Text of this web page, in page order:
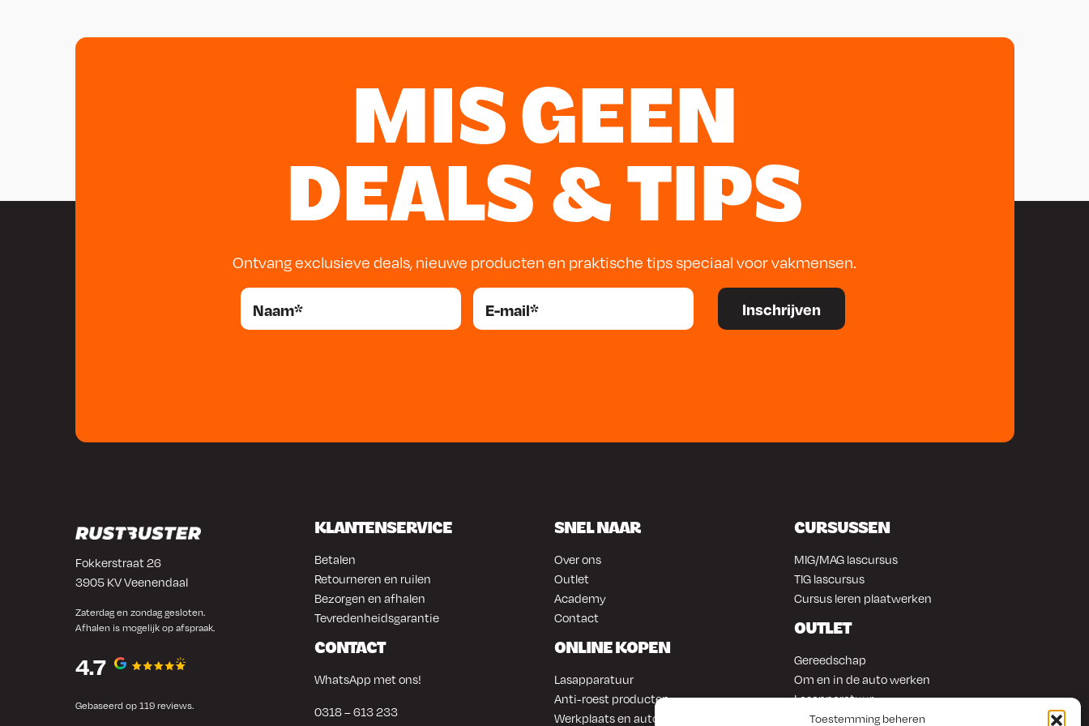
Toestemming beheren
MIS GEEN
DEALS & TIPS
Ontvang exclusieve deals, nieuwe producten en praktische tips speciaal voor vakmensen.
Fokkerstraat 26
3905 KV Veenendaal
Zaterdag en zondag gesloten.
Afhalen is mogelijk op afspraak.
4.7
Gebaseerd op 119 reviews.
KLANTENSERVICE
Betalen
Retourneren en ruilen
Bezorgen en afhalen
Tevredenheidsgarantie
CONTACT
WhatsApp met ons!
0318 – 613 233
SNEL NAAR
Over ons
Outlet
Academy
Contact
ONLINE KOPEN
Lasapparatuur
Anti-roest producten
Werkplaats en automotive
CURSUSSEN
MIG/MAG lascursus
TIG lascursus
Cursus leren plaatwerken
OUTLET
Gereedschap
Om en in de auto werken
Lasapparatuur
Overige producten